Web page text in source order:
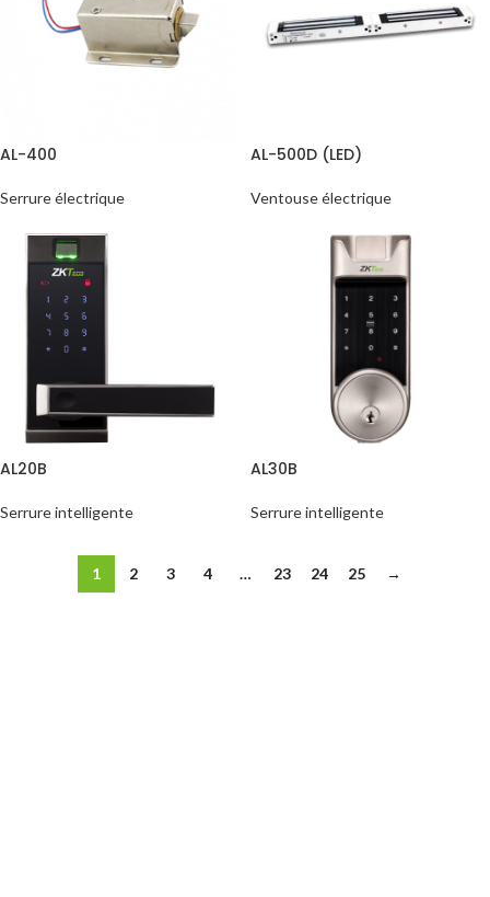
AL-400
Serrure électrique
AL-500D (LED)
Ventouse électrique
AL20B
Serrure intelligente
AL30B
Serrure intelligente
1 2 3 4 … 23 24 25 →